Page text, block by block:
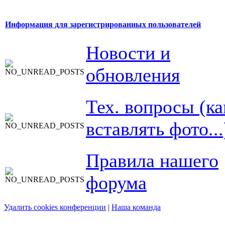
Информация для зарегистрированных пользователей
Новости и
обновления
Тех. вопросы
вставлять
Правила нашего
форума
Удалить cookies конференции | Наша команда